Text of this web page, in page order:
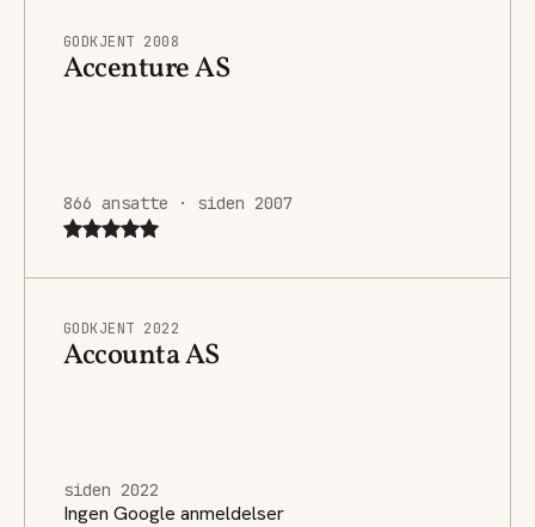
GODKJENT 2008
Accenture AS
866 ansatte · siden 2007
GODKJENT 2022
Accounta AS
siden 2022
Ingen Google anmeldelser